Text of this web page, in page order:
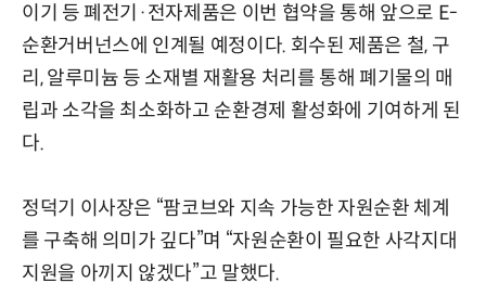
이기 등 폐전기·전자제품은 이번 협약을 통해 앞으로 E-
순환거버넌스에 인계될 예정이다. 회수된 제품은 철, 구
리, 알루미늄 등 소재별 재활용 처리를 통해 폐기물의 매
립과 소각을 최소화하고 순환경제 활성화에 기여하게 된
다.
정덕기 이사장은 “팜코브와 지속 가능한 자원순환 체계
를 구축해 의미가 깊다”며 “자원순환이 필요한 사각지대
지원을 아끼지 않겠다”고 말했다.